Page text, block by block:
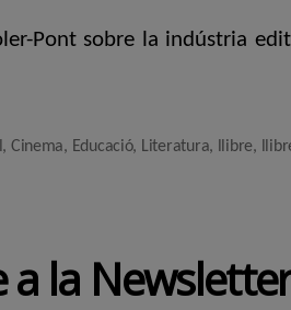
Pont sobre la indústria
, Cinema, Educació, Literatura, llibre,
a la